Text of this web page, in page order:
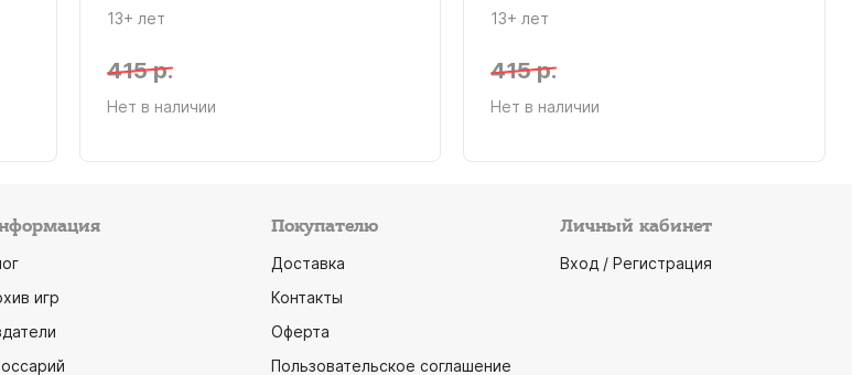
13+ лет
415 р.
Нет в наличии
13+ лет
415 р.
Нет в наличии
игр
Покупателю
Доставка
Контакты
Оферта
Пользовательское соглашение
Личный кабинет
Вход / Регистрация